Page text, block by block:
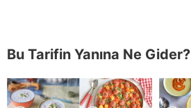
Bu Tarifin Yanına Ne Gider?